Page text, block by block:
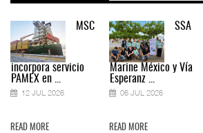
MSC
incorpora servicio
PAMEX en ...
12 JUL 2026
READ MORE
SSA
Marine México y Vía
Esperanz ...
06 JUL 2026
READ MORE